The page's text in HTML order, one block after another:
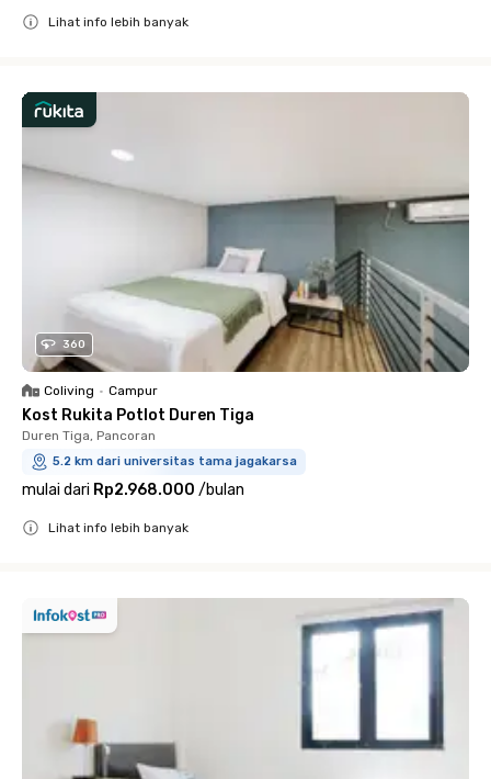
Lihat info lebih banyak
360
Coliving • Campur
Kost Rukita Potlot Duren Tiga
Duren Tiga, Pancoran
5.2 km dari universitas tama jagakarsa
mulai dari Rp2.968.000 /bulan
Lihat info lebih banyak